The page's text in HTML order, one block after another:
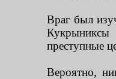
Враг был
Кукрыниксы
преступные
Вероятно,